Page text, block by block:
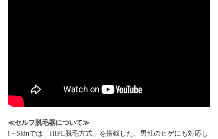
≪セルフ脱毛器について≫
i－Skinでは「HIPL脱毛方式」を搭載した、男性のヒゲにも対応し